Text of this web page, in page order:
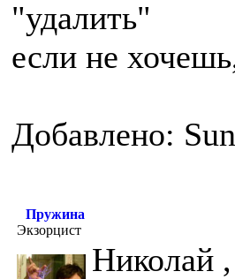
"удалить"
если не
Добавлено:
Пружина
Экзорцист
Николай ,